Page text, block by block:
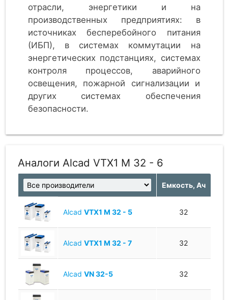
отрасли, энергетики и на
производственных предприятиях: в
источниках бесперебойного питания
(ИБП), в системах коммутации на
энергетических подстанциях, системах
контроля процессов, аварийного
освещения, пожарной сигнализации и
других системах обеспечения
безопасности.
предназначены для разрядов средней и
службы - 20 лет. Производятся в
Европе.
Аналоги Alcad VTX1 M 32 - 6
Емкость, Ач
Alcad VTX1 M 32 - 5 32
Alcad VTX1 M 32 - 7 32
Alcad VN 32-5 32